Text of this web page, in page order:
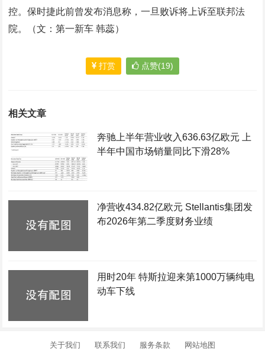
控。保时捷此前曾发布消息称，一旦败诉将上诉至联邦法
院。（文：第一新车 韩蕊）
打赏 点赞(19)
相关文章
奔驰上半年营业收入636.63亿欧元 上
半年中国市场销量同比下滑28%
净营收434.82亿欧元 Stellantis集团发
布2026年第二季度财务业绩
用时20年 特斯拉迎来第1000万辆纯电
动车下线
关于我们 联系我们 服务条款 网站地图